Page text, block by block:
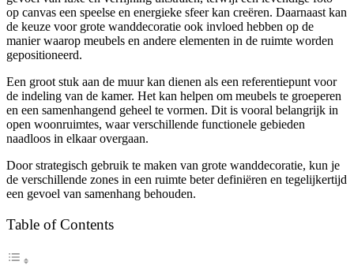
op canvas een speelse en energieke sfeer kan creëren. Daarnaast kan
de keuze voor grote wanddecoratie ook invloed hebben op de
manier waarop meubels en andere elementen in de ruimte worden
gepositioneerd.
Een groot stuk aan de muur kan dienen als een referentiepunt voor
de indeling van de kamer. Het kan helpen om meubels te groeperen
en een samenhangend geheel te vormen. Dit is vooral belangrijk in
open woonruimtes, waar verschillende functionele gebieden
naadloos in elkaar overgaan.
Door strategisch gebruik te maken van grote wanddecoratie, kun je
de verschillende zones in een ruimte beter definiëren en tegelijkertijd
een gevoel van samenhang behouden.
Table of Contents